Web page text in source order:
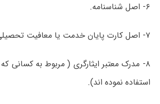
۶- اصل شناسنامه.
۷- اصل کارت پایان خدمت یا معافیت تحصیلی،.
۸- مدرک معتبر ایثارگری ( مربوط به کسانی که
استفاده نموده اند).